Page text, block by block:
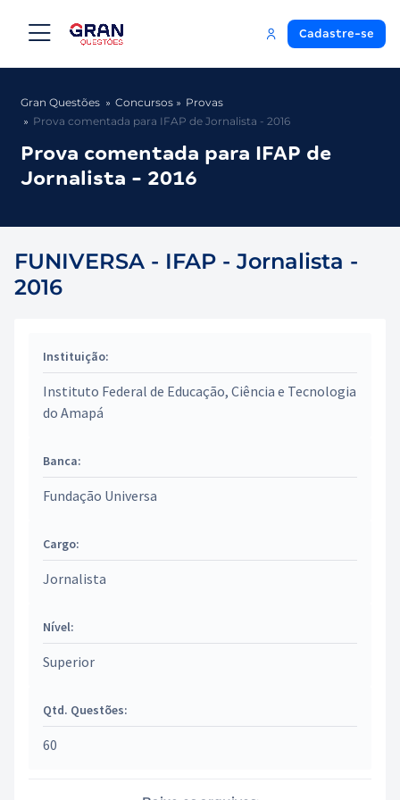
Cadastre-se
Gran Questões Concursos
Provas
Prova comentada para IFAP de Jornalista - 2016
Prova comentada para IFAP de
Jornalista - 2016
FUNIVERSA - IFAP - Jornalista -
2016
Instituição:
Instituto Federal de Educação, Ciência e Tecnologia
do Amapá
Banca:
Fundação Universa
Cargo:
Jornalista
Nível:
Superior
Qtd. Questões:
60